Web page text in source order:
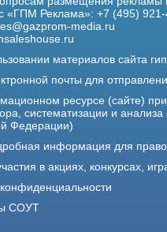
«ГПМ Реклама»: +7 (495)
media.ru
материалов сайта
почты для
ресурсе (сайте)
систематизации и
Федерации)
информация для
в акциях, конкурсах,
СОУТ